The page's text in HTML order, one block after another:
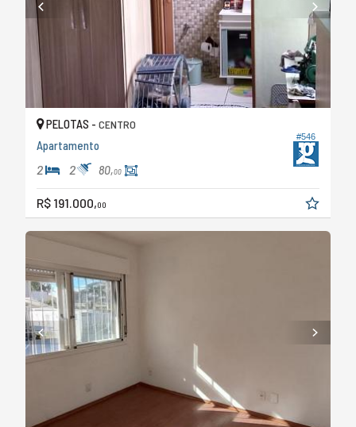
#546
PELOTAS - CENTRO
Apartamento
2 2 80,00
R$ 191.000,00